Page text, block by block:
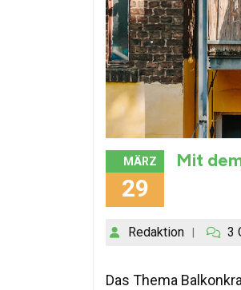
MÄRZ
29
Mit
Redaktion 3
Das Thema